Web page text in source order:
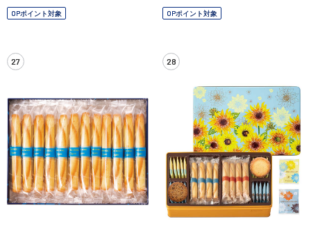
OPポイント対象 OPポイント対象
27 28